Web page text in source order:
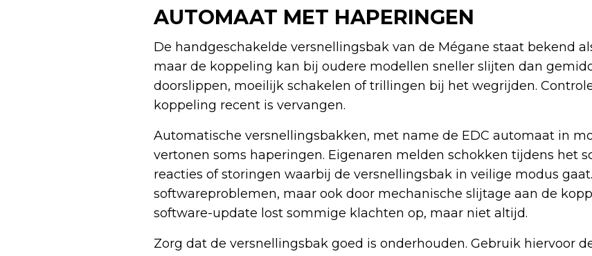
AUTOMAAT MET HAPERINGEN
De handgeschakelde versnellingsbak van de Mégane staat bekend
maar de koppeling kan bij oudere modellen sneller slijten dan
doorslippen, moeilijk schakelen of trillingen bij het wegrijden.
koppeling recent is vervangen.
Automatische versnellingsbakken, met name de EDC automaat in
vertonen soms haperingen. Eigenaren melden schokken tijdens het
reacties of storingen waarbij de versnellingsbak in veilige modus
softwareproblemen, maar ook door mechanische slijtage aan de
software-update lost sommige klachten op, maar niet altijd.
Zorg dat de versnellingsbak goed is onderhouden. Gebruik hiervoor